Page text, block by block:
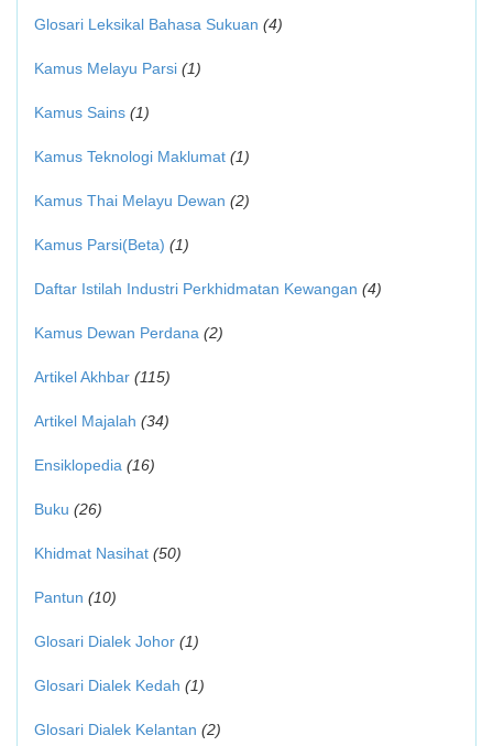
Glosari Leksikal Bahasa Sukuan (4)
Kamus Melayu Parsi (1)
Kamus Sains (1)
Kamus Teknologi Maklumat (1)
Kamus Thai Melayu Dewan (2)
Kamus Parsi(Beta) (1)
Daftar Istilah Industri Perkhidmatan Kewangan (4)
Kamus Dewan Perdana (2)
Artikel Akhbar (115)
Artikel Majalah (34)
Ensiklopedia (16)
Buku (26)
Khidmat Nasihat (50)
Pantun (10)
Glosari Dialek Johor (1)
Glosari Dialek Kedah (1)
Glosari Dialek Kelantan (2)